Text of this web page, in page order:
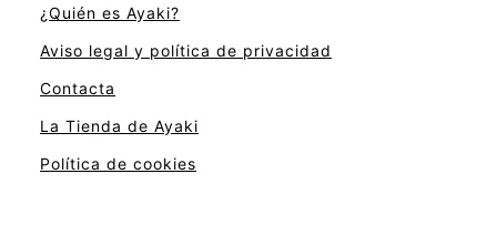
¿Quién es Ayaki?
Aviso legal y política de privacidad
Contacta
La Tienda de Ayaki
Política de cookies